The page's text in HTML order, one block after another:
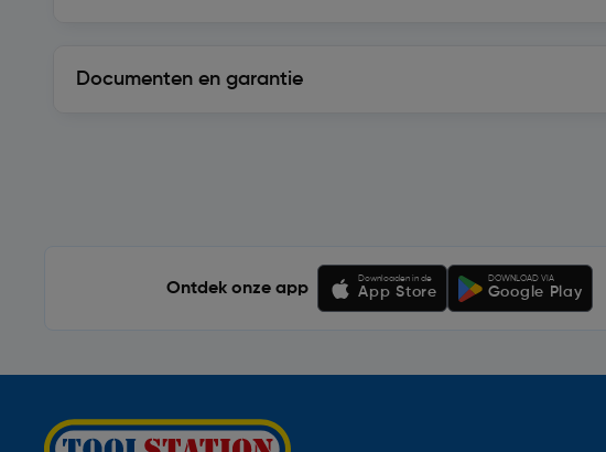
Documenten en garantie
Ontdek onze app
Downloaden in de
App Store
DOWNLOAD VIA
Google Play